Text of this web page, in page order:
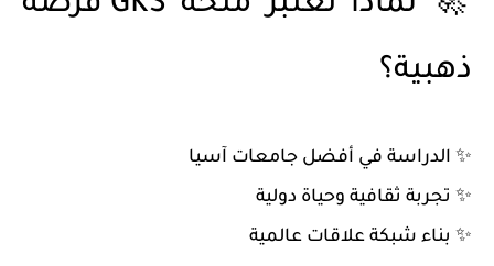
ذهبية؟
✨ الدراسة في أفضل جامعات آسيا
✨ تجربة ثقافية وحياة دولية
✨ بناء شبكة علاقات عالمية